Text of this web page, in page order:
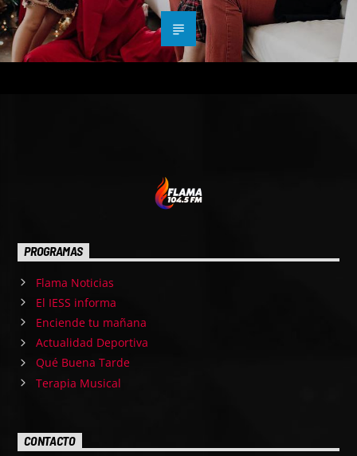
PROGRAMAS
Flama Noticias
El IESS informa
Enciende tu mañana
Actualidad Deportiva
Qué Buena Tarde
Terapia Musical
CONTACTO